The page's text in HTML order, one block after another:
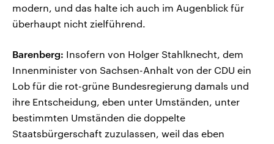
modern, und das halte ich auch im Augenblick für
überhaupt nicht zielführend.
Barenberg: Insofern von Holger Stahlknecht, dem
Innenminister von Sachsen-Anhalt von der CDU ein
Lob für die rot-grüne Bundesregierung damals und
ihre Entscheidung, eben unter Umständen, unter
bestimmten Umständen die doppelte
Staatsbürgerschaft zuzulassen, weil das eben